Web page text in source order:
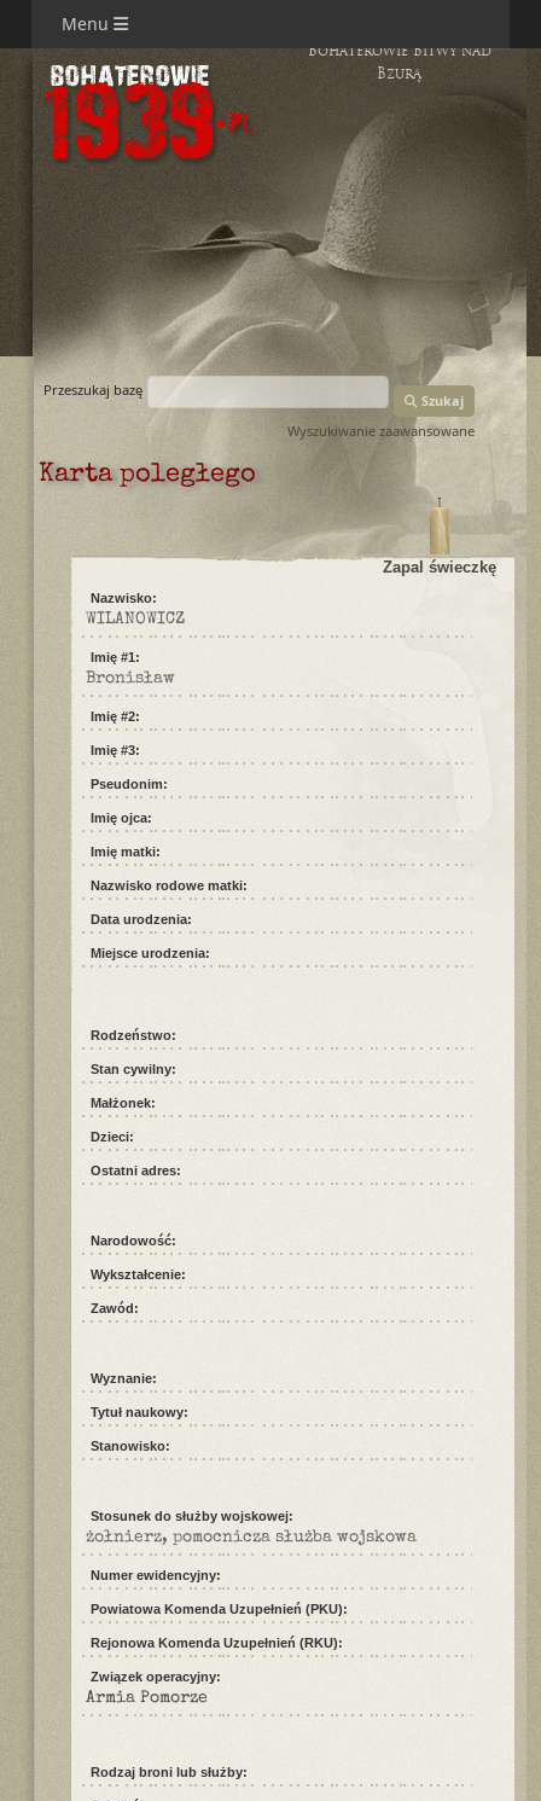
Menu
Bohaterowie Bitwy nad
Bzurą
Przeszukaj bazę
Szukaj
Wyszukiwanie zaawansowane
Karta poległego
Zapal świeczkę
Nazwisko:
WILANOWICZ
Imię #1:
Bronisław
Imię #2:
Imię #3:
Pseudonim:
Imię ojca:
Imię matki:
Nazwisko rodowe matki:
Data urodzenia:
Miejsce urodzenia:
Rodzeństwo:
Stan cywilny:
Małżonek:
Dzieci:
Ostatni adres:
Narodowość:
Wykształcenie:
Zawód:
Wyznanie:
Tytuł naukowy:
Stanowisko:
Stosunek do służby wojskowej:
żołnierz, pomocnicza służba wojskowa
Numer ewidencyjny:
Powiatowa Komenda Uzupełnień (PKU):
Rejonowa Komenda Uzupełnień (RKU):
Związek operacyjny:
Armia Pomorze
Rodzaj broni lub służby: